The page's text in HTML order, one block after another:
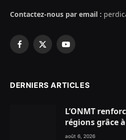
Contactez-nous par email :
Facebook
X
YouTube
DERNIERS ARTICLES
L’ONMT
régions grâce
aérienne
août 6, 2026